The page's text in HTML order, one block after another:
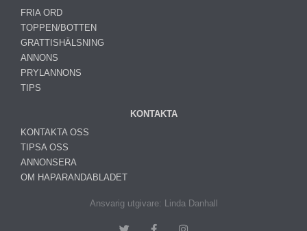
FRIA ORD
TOPPEN/BOTTEN
GRATTISHÄLSNING
ANNONS
PRYLANNONS
TIPS
KONTAKTA
KONTAKTA OSS
TIPSA OSS
ANNONSERA
OM HAPARANDABLADET
Ansvarig utgivare: Linda Danhall